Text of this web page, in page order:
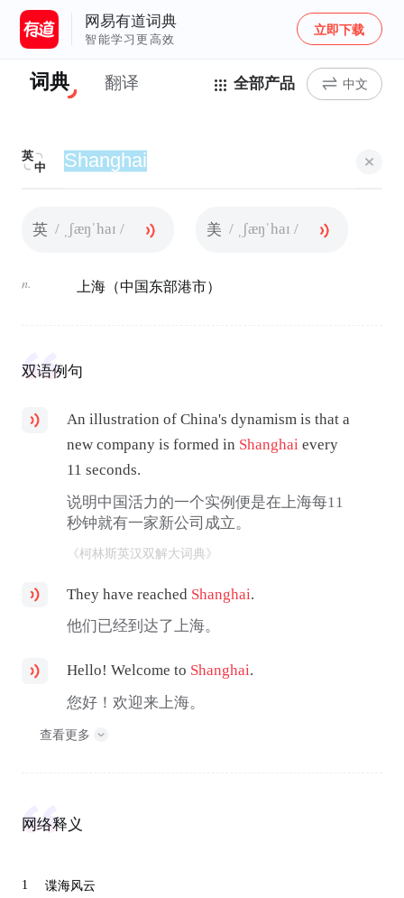
网易有道词典
智能学习更高效
立即下载
词典 翻译 全部产品 中文
英
中
英 / ˌʃæŋˈhaɪ / 美 / ˌʃæŋˈhaɪ /
n. 上海（中国东部港市）
双语例句
An illustration of China's dynamism is that a
new company is formed in Shanghai every
11 seconds.
说明中国活力的一个实例便是在上海每11
秒钟就有一家新公司成立。
《柯林斯英汉双解大词典》
They have reached Shanghai.
他们已经到达了上海。
Hello! Welcome to Shanghai.
您好！欢迎来上海。
查看更多
网络释义
1 谍海风云